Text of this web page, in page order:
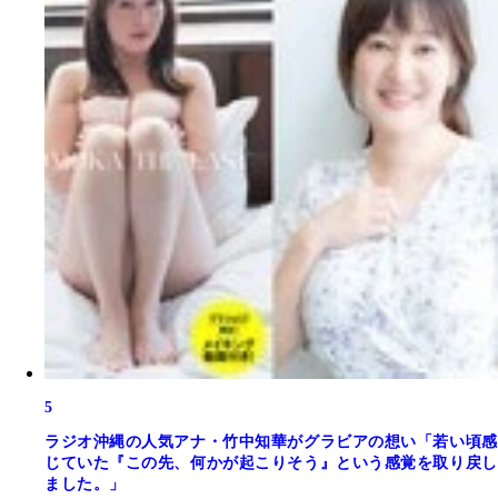
5
ラジオ沖縄の人気アナ・竹中知華がグラビアの想い「若い頃感
じていた『この先、何かが起こりそう』という感覚を取り戻し
ました。」